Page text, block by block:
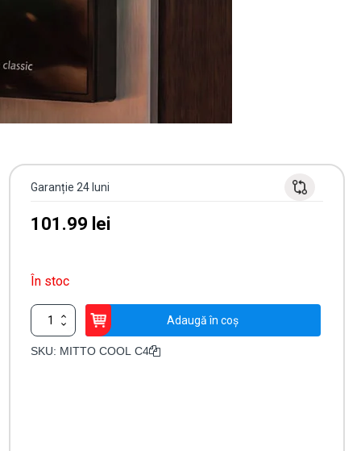
Garanție 24 luni
101.99 lei
În stoc
Cantitate
Telecomandă
automatizare
Adaugă în coș
SKU: MITTO COOL C4